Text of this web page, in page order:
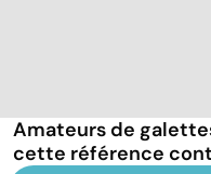
Amateurs de
cette référence